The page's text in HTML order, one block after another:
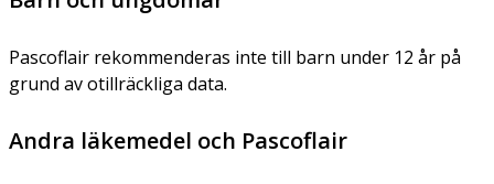
Pascoflair rekommenderas inte till barn under 12 år på
grund av otillräckliga data.
Andra läkemedel och Pascoflair